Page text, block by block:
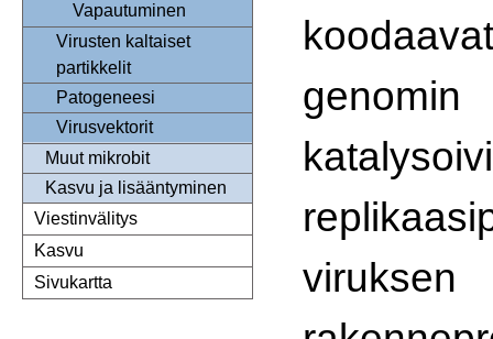
Vapautuminen
Virusten kaltaiset
partikkelit
Patogeneesi
Virusvektorit
Muut mikrobit
Kasvu ja lisääntyminen
Viestinvälitys
Kasvu
Sivukartta
viruksen